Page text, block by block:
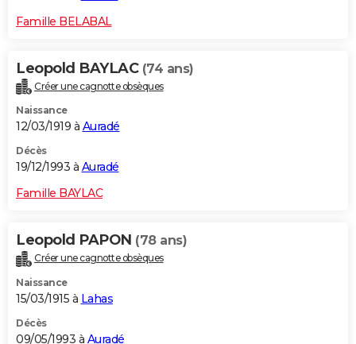
Famille BELABAL
Leopold BAYLAC (74 ans)
Créer une cagnotte obsèques
Naissance
12/03/1919 à Auradé
Décès
19/12/1993 à Auradé
Famille BAYLAC
Leopold PAPON (78 ans)
Créer une cagnotte obsèques
Naissance
15/03/1915 à Lahas
Décès
09/05/1993 à Auradé